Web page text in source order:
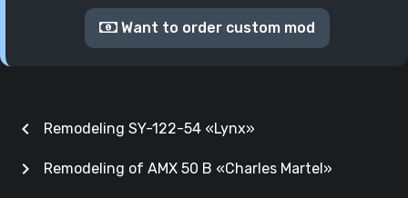
Want to order custom mod
chevron_left Remodeling SY-122-54 «Lynx»
Remodeling of AMX 50 B «Charles Martel»
chevron_right